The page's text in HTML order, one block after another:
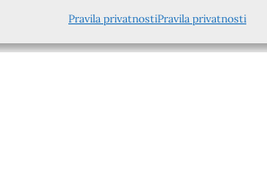
Pravila privatnostiPravila privatnosti